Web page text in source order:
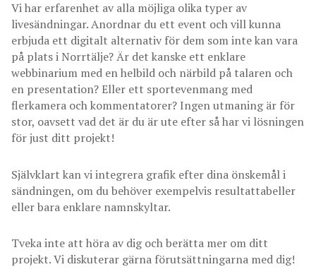
Vi har erfarenhet av alla möjliga olika typer av
livesändningar. Anordnar du ett event och vill kunna
erbjuda ett digitalt alternativ för dem som inte kan vara
på plats i Norrtälje? Är det kanske ett enklare
webbinarium med en helbild och närbild på talaren och
en presentation? Eller ett sportevenmang med
flerkamera och kommentatorer? Ingen utmaning är för
stor, oavsett vad det är du är ute efter så har vi lösningen
för just ditt projekt!
Självklart kan vi integrera grafik efter dina önskemål i
sändningen, om du behöver exempelvis resultattabeller
eller bara enklare namnskyltar.
Tveka inte att höra av dig och berätta mer om ditt
projekt. Vi diskuterar gärna förutsättningarna med dig!